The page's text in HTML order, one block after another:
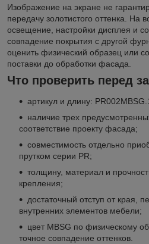
Изображение на экране не
передачу золотистого оттенка. На
освещение, настройки дисплея и
совпадение покрытия с другой
оценить физический образец или
поставки до обработки фасада.
Что проверить перед
артикул и длину:
наличие трех
соответствие проекту фасада;
совместимость отдельно
прутком серии PR;
толщину, материал и
крепления;
достаточный отступ от края,
внутренних элементов мебели;
цвет MBSG по физическому
точное совпадение оттенков.